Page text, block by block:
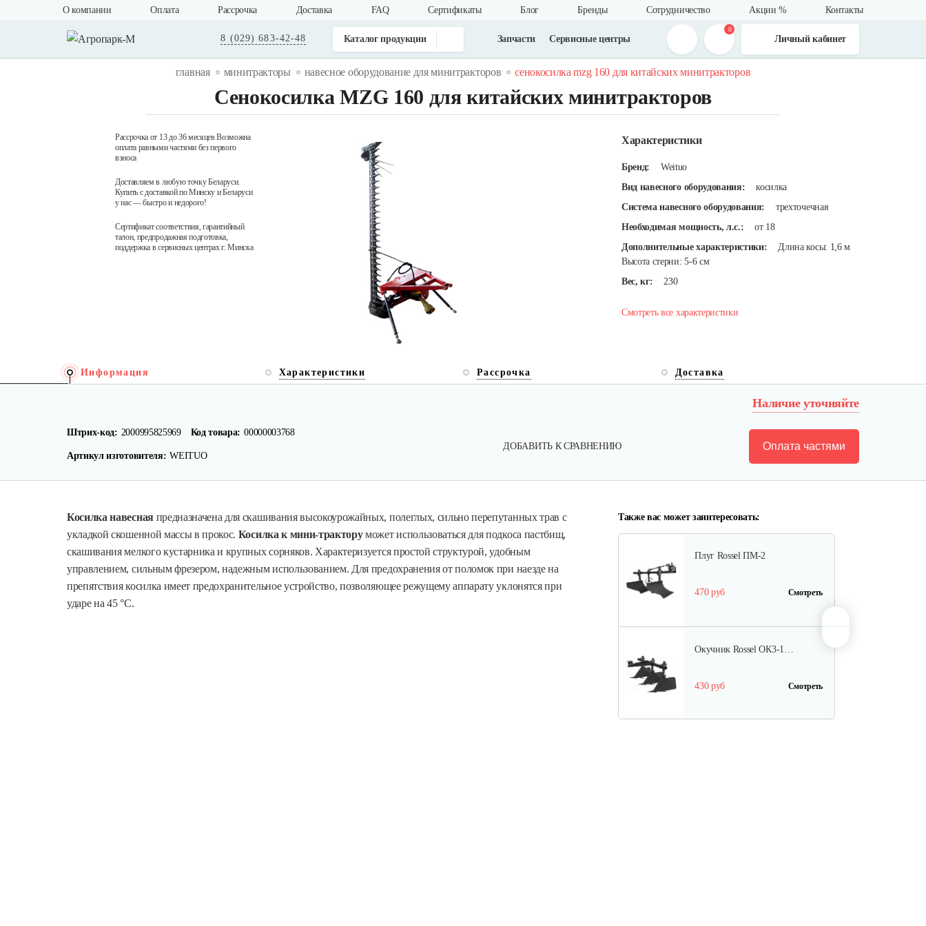
О компании Оплата Рассрочка Доставка FAQ Cертификаты Блог Бренды Сотрудничество Акции % Контакты
8 (029) 683-42-48 Каталог продукции Запчасти Сервисные центры
0
Личный кабинет
главная минитракторы навесное оборудование для минитракторов сенокосилка mzg 160 для китайских минитракторов
Сенокосилка MZG 160 для китайских минитракторов
Рассрочка от 13 до 36 месяцев Возможна
оплата равными частями без первого
взноса
Доставляем в любую точку Беларуси.
Купить с доставкой по Минску и Беларуси
у нас — быстро и недорого!
Сертификат соответствия, гарантийный
талон, предпродажная подготовка,
поддержка в сервисных центрах г. Минска
Характеристики
Бренд:
Weituo
Вид навесного оборудования:
косилка
Система навесного оборудования:
трехточечная
Необходимая мощность, л.с.:
от 18
Дополнительные характеристики:
Длина косы: 1,6 м
Высота стерни: 5-6 см
Вес, кг:
230
Смотреть все характеристики
Информация Характеристики Рассрочка Доставка
Наличие уточняйте
Штрих-код: 2000995825969 Код товара: 00000003768
Артикул изготовителя: WEITUO
ДОБАВИТЬ К СРАВНЕНИЮ Оплата частями
Косилка навеснаяпредназначена для скашивания высокоурожайных, полеглых, сильно перепутанных трав с
укладкой скошенной массы в прокос. Косилка к мини-тракторуможет использоваться для подкоса пастбищ,
скашивания мелкого кустарника и крупных сорняков. Характеризуется простой структурой, удобным
управлением, сильным фрезером, надежным использованием. Для предохранения от поломок при наезде на
препятствия косилка имеет предохранительное устройство, позволяющее режущему аппарату уклонятся при
ударе на 45 °С.
Также вас может заинтересовать:
Карданный вал Уралец
SQB30/M660/ST/6
Смотреть
Опрыскиватель DongFeng
Плуг Rossel ПМ-2
470 руб Смотреть
Окучник Rossel ОК3-1…
430 руб Смотреть